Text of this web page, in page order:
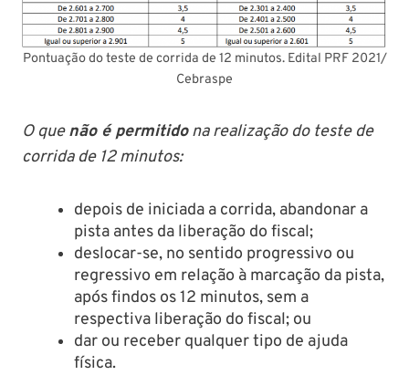
Pontuação do teste de corrida de 12 minutos. Edital PRF 2021/
Cebraspe
O quenão é permitidona realização do teste de
corrida de 12 minutos:
depois de iniciada a corrida, abandonar a
pista antes da liberação do fiscal;
deslocar-se, no sentido progressivo ou
regressivo em relação à marcação da pista,
após findos os 12 minutos, sem a
respectiva liberação do fiscal; ou
dar ou receber qualquer tipo de ajuda
física.